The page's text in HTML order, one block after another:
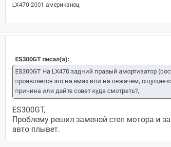
LX470 2001 американец
ES300GT писал(а):
ES300GT На LX470 задний правый амортизатор
проявляется это на ямах или на лежачем,
причина или дайте совет куда смотреть?,
ES300GT,
Проблему решил заменой степ мотора и
авто плывет.